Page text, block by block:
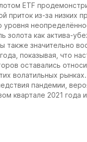
ETF
приток из-за низких
уровня
золота как актива-
также значительно
показывая, что
оставались
волатильных
пандемии,
квартале 2021 года